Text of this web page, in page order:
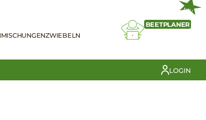
MISCHUNGENZWIEBELN
NEU
BEETPLANER
LOGIN